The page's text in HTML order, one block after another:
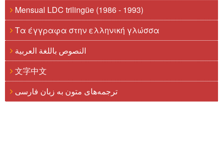
Mensual LDC trilingüe (1986 - 1993)
Τα έγγραφα στην ελληνική γλώσσα
النصوص باللغة العربية
文字中文
ترجمه‌های متون به زبان فارسی